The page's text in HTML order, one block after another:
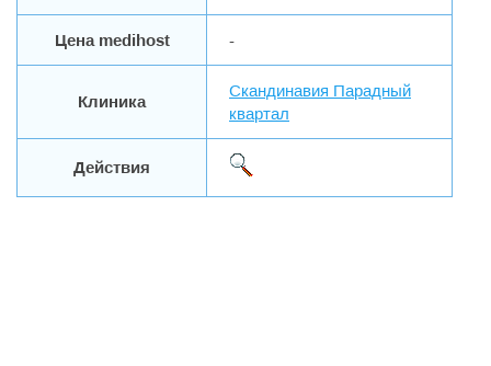
Цена medihost -
Клиника
Скандинавия Парадный
квартал
Действия